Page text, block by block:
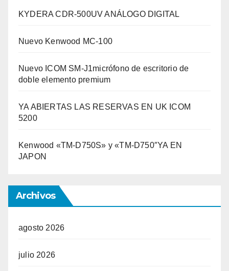
KYDERA CDR-500UV ANÁLOGO DIGITAL
Nuevo Kenwood MC-100
Nuevo ICOM SM-J1micrófono de escritorio de
doble elemento premium
YA ABIERTAS LAS RESERVAS EN UK ICOM
5200
Kenwood «TM-D750S» y «TM-D750″YA EN
JAPON
Archivos
agosto 2026
julio 2026